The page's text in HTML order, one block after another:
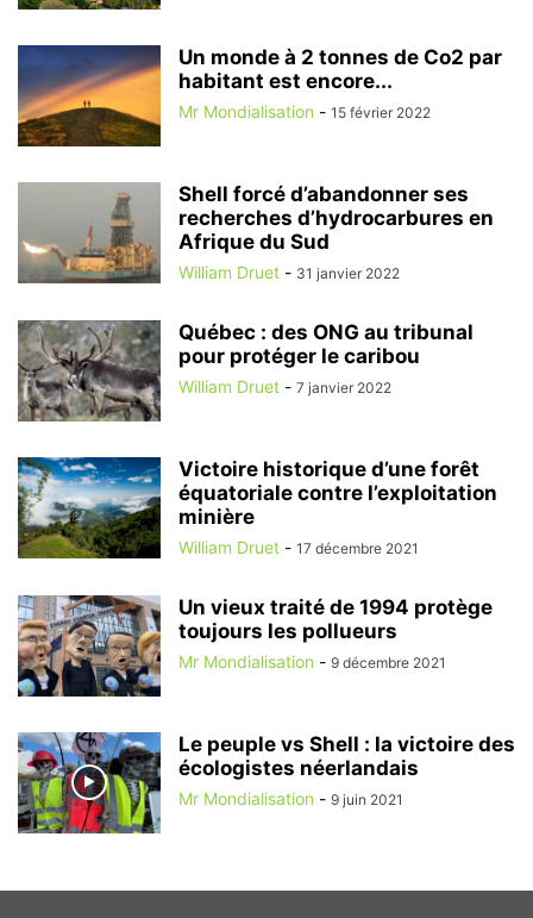
Un monde à 2 tonnes de Co2 par
habitant est encore...
Mr Mondialisation - 15 février 2022
Shell forcé d’abandonner ses
recherches d’hydrocarbures en
Afrique du Sud
William Druet - 31 janvier 2022
Québec : des ONG au tribunal
pour protéger le caribou
William Druet - 7 janvier 2022
Victoire historique d’une forêt
équatoriale contre l’exploitation
minière
William Druet - 17 décembre 2021
Un vieux traité de 1994 protège
toujours les pollueurs
Mr Mondialisation - 9 décembre 2021
Le peuple vs Shell : la victoire des
écologistes néerlandais
Mr Mondialisation - 9 juin 2021